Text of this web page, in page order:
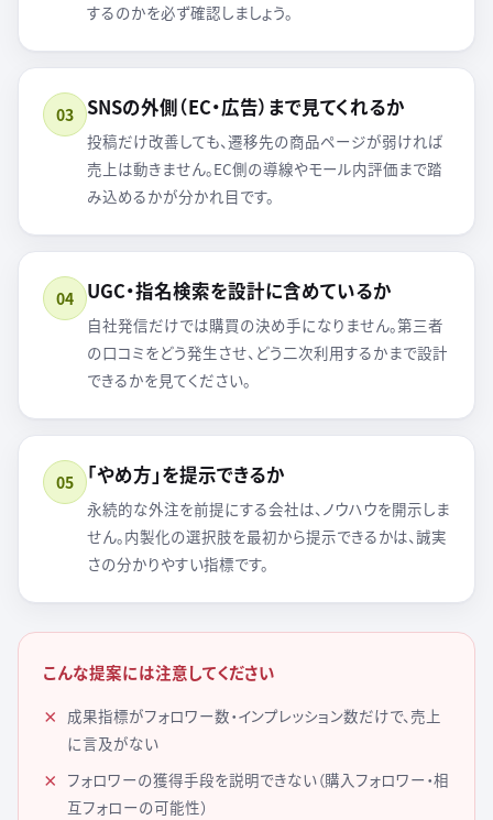
するのかを必ず確認しましょう。
03 SNSの外側（EC・広告）まで見てくれるか
投稿だけ改善しても、遷移先の商品ページが弱ければ
売上は動きません。EC側の導線やモール内評価まで踏
み込めるかが分かれ目です。
04 UGC・指名検索を設計に含めているか
自社発信だけでは購買の決め手になりません。第三者
の口コミをどう発生させ、どう二次利用するかまで設計
できるかを見てください。
05 「やめ方」を提示できるか
永続的な外注を前提にする会社は、ノウハウを開示しま
せん。内製化の選択肢を最初から提示できるかは、誠実
さの分かりやすい指標です。
こんな提案には注意してください
成果指標がフォロワー数・インプレッション数だけで、売上
に言及がない
フォロワーの獲得手段を説明できない（購入フォロワー・相
互フォローの可能性）